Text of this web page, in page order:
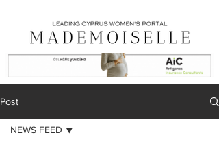
Post
NEWS FEED